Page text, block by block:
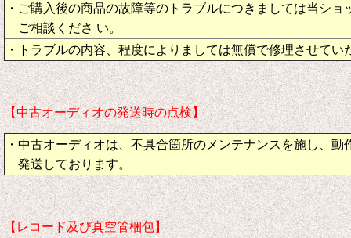
・ご購入後の商品の故障等のトラブルにつきましては当ショ
ご相談くださ い。
・トラブルの内容、程度によりましては無償で修理させてい
【中古オーディオの発送時の点検】
・中古オーディオは、不具合箇所のメンテナンスを施し、動
発送しております。
【レコード及び真空管梱包】